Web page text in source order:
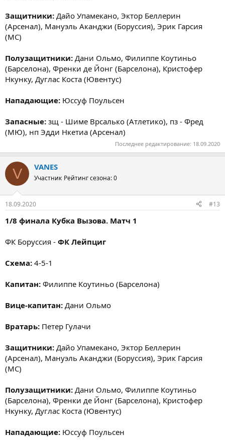
Защитники: Дайо Упамекано, Эктор Беллерин
(Арсенал), Мануэль Аканджи (Боруссия), Эрик Гарсия
(МС)
Полузащитники: Дани Ольмо, Филиппе Коутиньо
(Барселона), Френки де Йонг (Барселона), Кристофер
Нкунку, Дуглас Коста (Ювентус)
Нападающие: Юссуф Поульсен
Запасные: зщ - Шиме Врсалько (Атлетико), пз - Фред
(МЮ), нп Эдди Нкетиа (Арсенал)
Последнее редактирование: 18.09.2020
V VANES
Участник Рейтинг сезона: 0
18.09.2020 #13
1/8 финала Кубка Вызова. Матч 1
ФК Боруссия - ФК Лейпциг
Схема: 4-5-1
Капитан: Филиппе Коутиньо (Барселона)
Вице-капитан: Дани Ольмо
Вратарь: Петер Гулачи
Защитники: Дайо Упамекано, Эктор Беллерин
(Арсенал), Мануэль Аканджи (Боруссия), Эрик Гарсия
(МС)
Полузащитники: Дани Ольмо, Филиппе Коутиньо
(Барселона), Френки де Йонг (Барселона), Кристофер
Нкунку, Дуглас Коста (Ювентус)
Нападающие: Юссуф Поульсен